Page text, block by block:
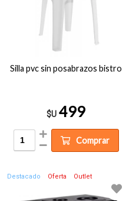
Silla pvc sin posabrazos bistro
$U 499
Comprar
Destacado Oferta Outlet